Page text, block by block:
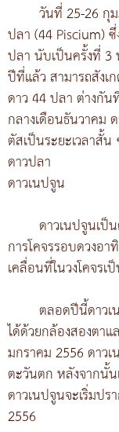
วันที่ 25-26 กุ
ปลา (44 Piscium)
ปลา นับเป็นครั้งที่ 3
ปีที่แล้ว สามารถสังเ
ดาว 44 ปลา ต่างกั
กลางเดือนธันวาคม
ตัสเป็นระยะเวลาสั้
ดาวปลา
ดาวเนปจูน
ดาวเนปจูนเป็
การโคจรรอบดวงอ
เคลื่อนที่ในวงโคจร
ตลอดปีนี้ดาว
ได้ด้วยกล้องสองตา
มกราคม 2556 ดาว
ตะวันตก หลังจากนั้น
ดาวเนปจูนจะเริ่มป
2556